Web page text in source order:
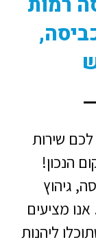
שירות
הנכון!
גיהוץ
אנו מציעים
ליהנות